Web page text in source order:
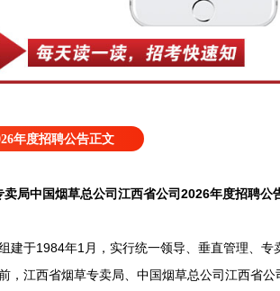
年度招聘公告正文
卖局中国烟草总公司江西省公司2026年度招聘公
于1984年1月，实行统一领导、垂直管理、专
江西省烟草专卖局、中国烟草总公司江西省公